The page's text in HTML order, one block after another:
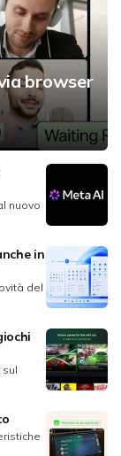
browser
nuovo
in
del